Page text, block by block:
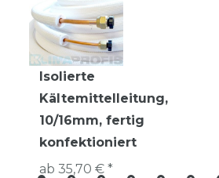
Isolierte
Kältemittelleitung,
10/16mm, fertig
konfektioniert
ab 35,70 € *